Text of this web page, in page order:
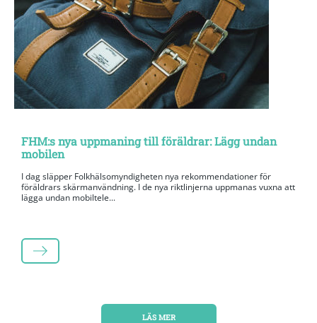
FHM:s nya uppmaning till föräldrar: Lägg undan
mobilen
I dag släpper Folkhälsomyndigheten nya rekommendationer för
föräldrars skärmanvändning. I de nya riktlinjerna uppmanas vuxna att
lägga undan mobiltele...
LÄS MER
LÄS MER